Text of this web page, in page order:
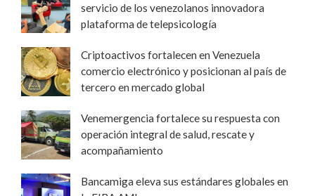
servicio de los venezolanos innovadora
plataforma de telepsicología
Criptoactivos fortalecen en Venezuela
comercio electrónico y posicionan al país de
tercero en mercado global
Venemergencia fortalece su respuesta con
operación integral de salud, rescate y
acompañamiento
Bancamiga eleva sus estándares globales en